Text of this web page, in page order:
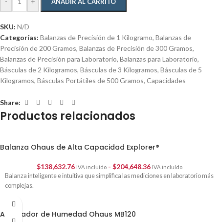
AÑADIR AL CARRITO
SKU: N/D
Categorías: Balanzas de Precisión de 1 Kilogramo, Balanzas de
Precisión de 200 Gramos, Balanzas de Precisión de 300 Gramos,
Balanzas de Precisión para Laboratorio, Balanzas para Laboratorio,
Básculas de 2 Kilogramos, Básculas de 3 Kilogramos, Básculas de 5
Kilogramos, Básculas Portátiles de 500 Gramos, Capacidades
Share:
Productos relacionados
Balanza Ohaus de Alta Capacidad Explorer®
$138,632.76 IVA incluído - $204,648.36 IVA incluído
Balanza inteligente e intuitiva que simplifica las mediciones en laboratorio más
complejas.
Analizador de Humedad Ohaus MB120